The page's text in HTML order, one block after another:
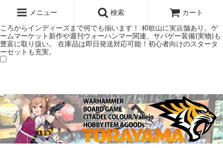
ミアムショップTORAYAMA。通販・オンラインショップです！ ウォー
ハンマーとボードゲームのことなら当店へ！ボードゲームもメジャーど
ころからインディーズまで何でも揃います！ 和歌山に実店舗あり。ゲ
ームマーケット新作や週刊ウォーハンマー関連、サバゲー装備(実物)も
豊富に取り扱い。 在庫品は即日発送対応可能！初心者向けのスタータ
ーセットも充実。
メニュー 検索 カート